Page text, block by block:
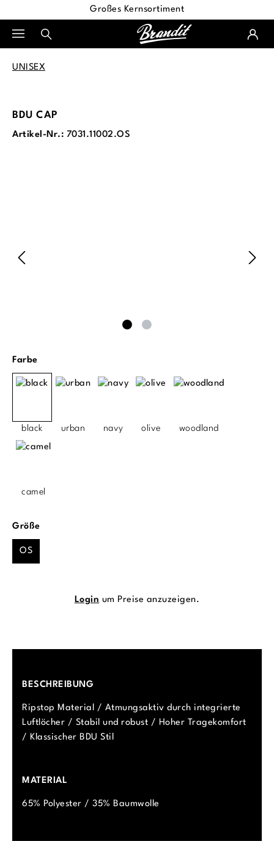
Großes Kernsortiment
UNISEX
BDU CAP
Artikel-Nr.: 7031.11002.OS
Farbeauswählen
black urban navy olive woodland
camel
Größeauswählen
OS
Login um Preise anzuzeigen.
BESCHREIBUNG
Ripstop Material / Atmungsaktiv durch integrierte
Luftlöcher / Stabil und robust / Hoher Tragekomfort
/ Klassischer BDU Stil
MATERIAL
65% Polyester / 35% Baumwolle